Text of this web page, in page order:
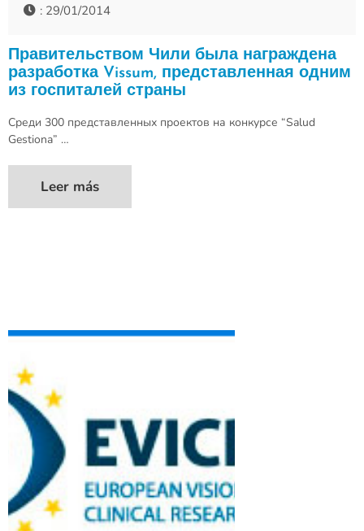
: 29/01/2014
Правительством Чили была награждена
разработка Vissum, представленная одним
из госпиталей страны
Среди 300 представленных проектов на конкурсе “Salud
Gestiona” …
Leer más